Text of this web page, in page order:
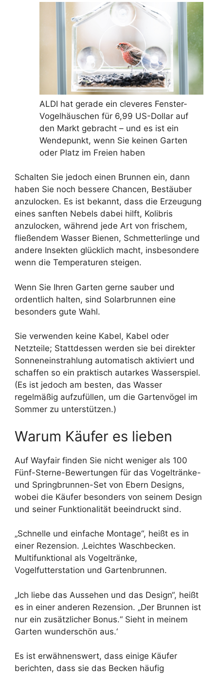
ALDI hat gerade ein cleveres Fenster-
Vogelhäuschen für 6,99 US-Dollar auf
den Markt gebracht – und es ist ein
Wendepunkt, wenn Sie keinen Garten
oder Platz im Freien haben
Schalten Sie jedoch einen Brunnen ein, dann
haben Sie noch bessere Chancen, Bestäuber
anzulocken. Es ist bekannt, dass die Erzeugung
eines sanften Nebels dabei hilft, Kolibris
anzulocken, während jede Art von frischem,
fließendem Wasser Bienen, Schmetterlinge und
andere Insekten glücklich macht, insbesondere
wenn die Temperaturen steigen.
Wenn Sie Ihren Garten gerne sauber und
ordentlich halten, sind Solarbrunnen eine
besonders gute Wahl.
Sie verwenden keine Kabel, Kabel oder
Netzteile; Stattdessen werden sie bei direkter
Sonneneinstrahlung automatisch aktiviert und
schaffen so ein praktisch autarkes Wasserspiel.
(Es ist jedoch am besten, das Wasser
regelmäßig aufzufüllen, um die Gartenvögel im
Sommer zu unterstützen.)
Warum Käufer es lieben
Auf Wayfair finden Sie nicht weniger als 100
Fünf-Sterne-Bewertungen für das Vogeltränke-
und Springbrunnen-Set von Ebern Designs,
wobei die Käufer besonders von seinem Design
und seiner Funktionalität beeindruckt sind.
„Schnelle und einfache Montage“, heißt es in
einer Rezension. ‚Leichtes Waschbecken.
Multifunktional als Vogeltränke,
Vogelfutterstation und Gartenbrunnen.
„Ich liebe das Aussehen und das Design“, heißt
es in einer anderen Rezension. „Der Brunnen ist
nur ein zusätzlicher Bonus.“ Sieht in meinem
Garten wunderschön aus.‘
Es ist erwähnenswert, dass einige Käufer
berichten, dass sie das Becken häufig